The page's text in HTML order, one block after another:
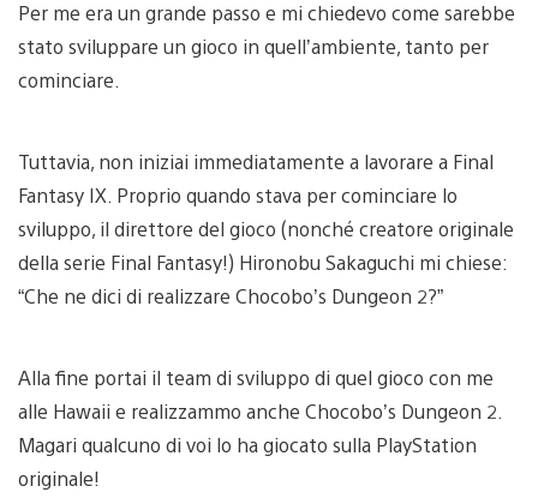
Per me era un grande passo e mi chiedevo come sarebbe
stato sviluppare un gioco in quell’ambiente, tanto per
cominciare.
Tuttavia, non iniziai immediatamente a lavorare a Final
Fantasy IX. Proprio quando stava per cominciare lo
sviluppo, il direttore del gioco (nonché creatore originale
della serie Final Fantasy!) Hironobu Sakaguchi mi chiese:
“Che ne dici di realizzare Chocobo’s Dungeon 2?”
Alla fine portai il team di sviluppo di quel gioco con me
alle Hawaii e realizzammo anche Chocobo’s Dungeon 2.
Magari qualcuno di voi lo ha giocato sulla PlayStation
originale!